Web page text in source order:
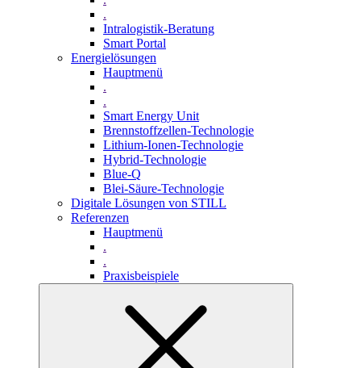
.
Intralogistik-Beratung
Smart Portal
Energielösungen
Hauptmenü
.
.
Smart Energy Unit
Brennstoffzellen-Technologie
Lithium-Ionen-Technologie
Hybrid-Technologie
Blue-Q
Blei-Säure-Technologie
Digitale Lösungen von STILL
Referenzen
Hauptmenü
.
.
Praxisbeispiele